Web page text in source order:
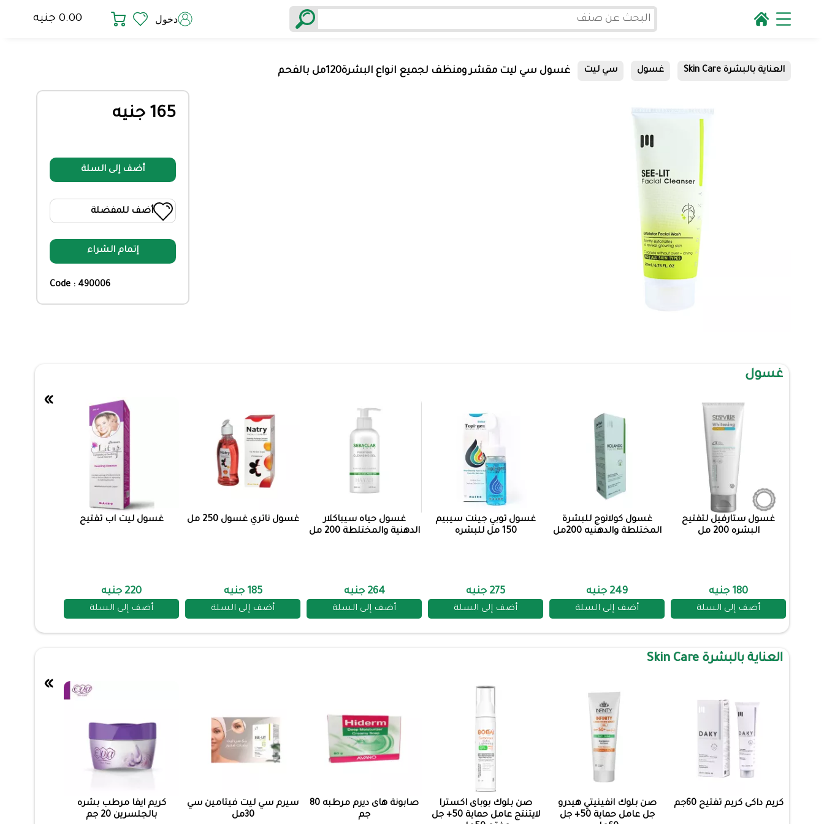
دخول 0.00 جنيه
العناية بالبشرة Skin Care غسول سي ليت غسول سي ليت مقشر ومنظف لجميع انواع البشرة120مل بالفحم
165 جنيه
أضف إلى السلة
أضف للمفضلة
إتمام الشراء
Code : 490006
غسول
غسول ستارفيل لتفتيح
البشره 200 مل
180 جنيه
أضف إلى السلة
غسول كولانوج للبشرة
المختلطة والدهنيه 200مل
249 جنيه
أضف إلى السلة
غسول توبي جينت سيبيم
150 مل للبشره
275 جنيه
أضف إلى السلة
غسول حياه سيباكلار
الدهنية والمختلطة 200 مل
264 جنيه
أضف إلى السلة
غسول ناتري غسول 250 مل
185 جنيه
أضف إلى السلة
غسول ليت اب تفتيح
220 جنيه
أضف إلى السلة
»
العناية بالبشرة Skin Care
كريم داكى كريم تفتيح 60جم
صن بلوك انفينيتي هيدرو
جل عامل حماية 50+ جل
صن بلوك بوباى اكسترا
لايتنتج عامل حماية 50+ جل
صابونة هاى ديرم مرطبه 80
جم
سيرم سي ليت فيتامين سي
30مل
كريم ايفا مرطب بشره
بالجلسرين 20 جم
»